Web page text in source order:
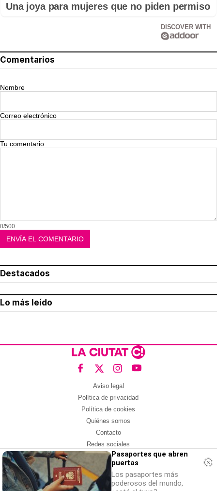
Una joya para mujeres que no piden permiso
DISCOVER WITH
Comentarios
Nombre
Correo electrónico
Tu comentario
0/500
Destacados
Lo más leído
Aviso legal
Política de privacidad
Política de cookies
Quiénes somos
Contacto
Redes sociales
Con la colaboración de:
Pasaportes que abren
puertas
Los pasaportes más
poderosos del mundo,